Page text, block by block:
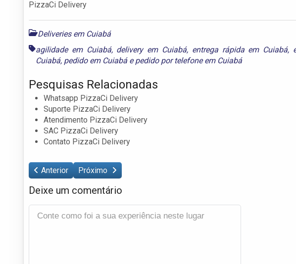
PizzaCi Delivery
Deliveries em Cuiabá
agilidade em Cuiabá, delivery em Cuiabá, entrega rápida em Cuiabá,
Cuiabá, pedido em Cuiabáepedido por telefone em Cuiabá
Pesquisas Relacionadas
Whatsapp PizzaCi Delivery
Suporte PizzaCi Delivery
Atendimento PizzaCi Delivery
SAC PizzaCi Delivery
Contato PizzaCi Delivery
Anterior Próximo
Deixe um comentário